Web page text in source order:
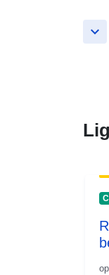
keyboard_arrow_down